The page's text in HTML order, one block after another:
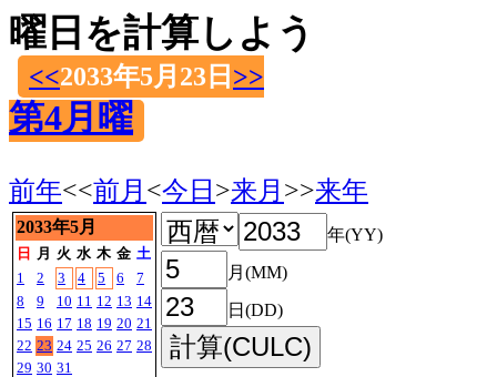
曜日を計算しよう
<<2033年5月23日 >>
第4月曜
前年<<前月 <今日 >来月 >>来年
2033年5月
日 月 火 水 木 金 土
1
2 3 4 5 6
7
8
9 10 11 12 13 14
15 16 17 18 19 20 21
22 23 24 25 26 27 28
29 30 31
年(YY)
月(MM)
日(DD)